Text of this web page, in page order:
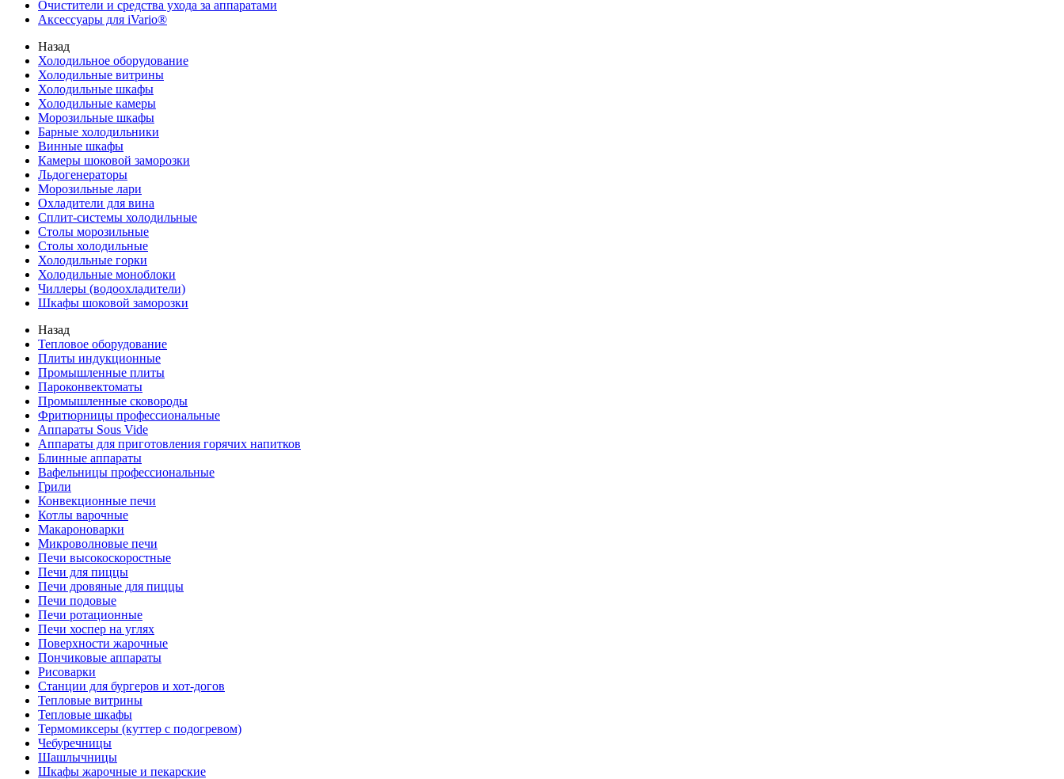
Очистители и средства ухода за аппаратами
Аксессуары для iVario®
Назад
Холодильное оборудование
Холодильные витрины
Холодильные шкафы
Холодильные камеры
Морозильные шкафы
Барные холодильники
Винные шкафы
Камеры шоковой заморозки
Льдогенераторы
Морозильные лари
Охладители для вина
Сплит-системы холодильные
Столы морозильные
Столы холодильные
Холодильные горки
Холодильные моноблоки
Чиллеры (водоохладители)
Шкафы шоковой заморозки
Назад
Тепловое оборудование
Плиты индукционные
Промышленные плиты
Пароконвектоматы
Промышленные сковороды
Фритюрницы профессиональные
Аппараты Sous Vide
Аппараты для приготовления горячих напитков
Блинные аппараты
Вафельницы профессиональные
Грили
Конвекционные печи
Котлы варочные
Макароноварки
Микроволновые печи
Печи высокоскоростные
Печи для пиццы
Печи дровяные для пиццы
Печи подовые
Печи ротационные
Печи хоспер на углях
Поверхности жарочные
Пончиковые аппараты
Рисоварки
Станции для бургеров и хот-догов
Тепловые витрины
Тепловые шкафы
Термомиксеры (куттер с подогревом)
Чебуречницы
Шашлычницы
Шкафы жарочные и пекарские